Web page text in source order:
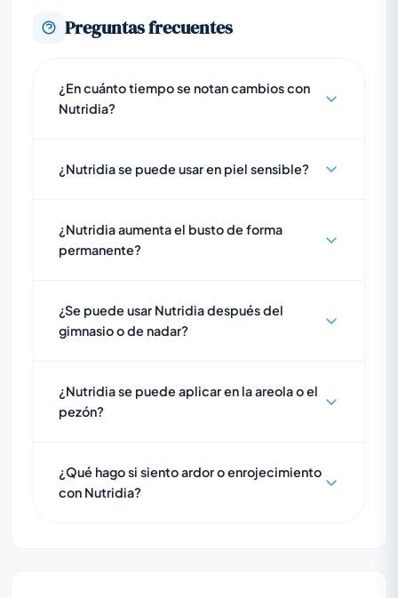
Preguntas frecuentes
¿En cuánto tiempo se notan cambios con
Nutridia?
¿Nutridia se puede usar en piel sensible?
¿Nutridia aumenta el busto de forma
permanente?
¿Se puede usar Nutridia después del
gimnasio o de nadar?
¿Nutridia se puede aplicar en la areola o el
pezón?
¿Qué hago si siento ardor o enrojecimiento
con Nutridia?